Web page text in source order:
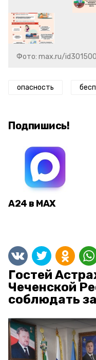
Фото: max.ru/
опасность
Подпишись!
А24 в MAX
Гостей
Чеченской
соблюдать